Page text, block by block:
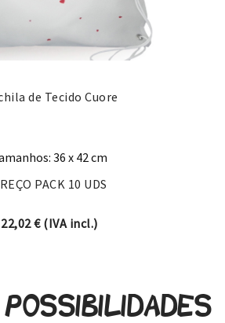
de Tecido Cuore
36 x 42 cm
PACK 10 UDS
22,02€(IVA incl.)